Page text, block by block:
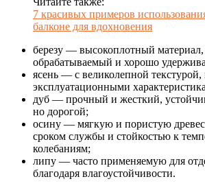
7 красивых примеров
балконе для вдохновения
березу — высокоплотный материал,
обрабатываемый и хорошо
ясень — с великолепной
эксплуатационными
дуб — прочный и жесткий,
но дорогой;
осину — мягкую и пористую
сроком службы и стойкостью к
колебаниям;
липу — часто применяемую для
благодаря влагоустойчивости.